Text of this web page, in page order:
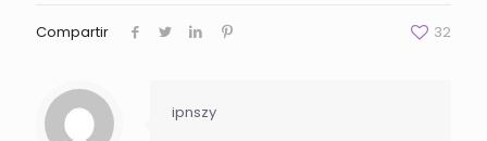
Compartir 32
ipnszy